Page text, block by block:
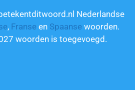
Nederlandse
, Franse en Spaanse woorden.
woorden is toegevoegd.